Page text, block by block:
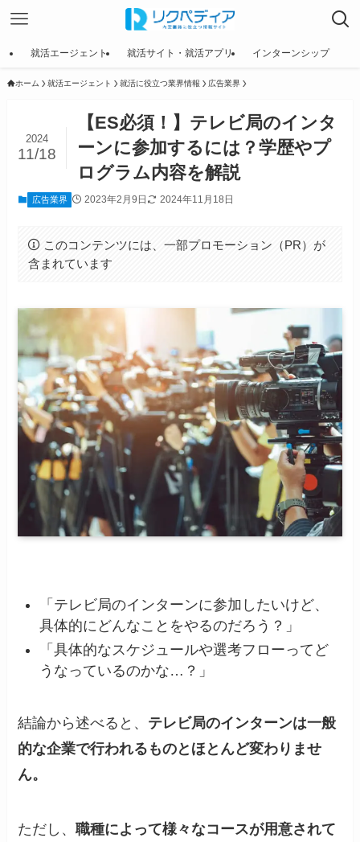
就活エージェント 就活サイト・就活アプリ インターンシップ
ホーム 就活エージェント 就活に役立つ業界情報 広告業界
【ES必須！】テレビ局のインタ
ーンに参加するには？学歴やプ
ログラム内容を解説
2024
11/18
広告業界 2023年2月9日 2024年11月18日
このコンテンツには、一部プロモーション（PR）が
含まれています
「テレビ局のインターンに参加したいけど、
具体的にどんなことをやるのだろう？」
「具体的なスケジュールや選考フローってど
うなっているのかな…？」
結論から述べると、 テレビ局のインターンは一般
的な企業で行われるものとほとんど変わりませ
ん。
ただし、職種によって様々なコースが用意されて